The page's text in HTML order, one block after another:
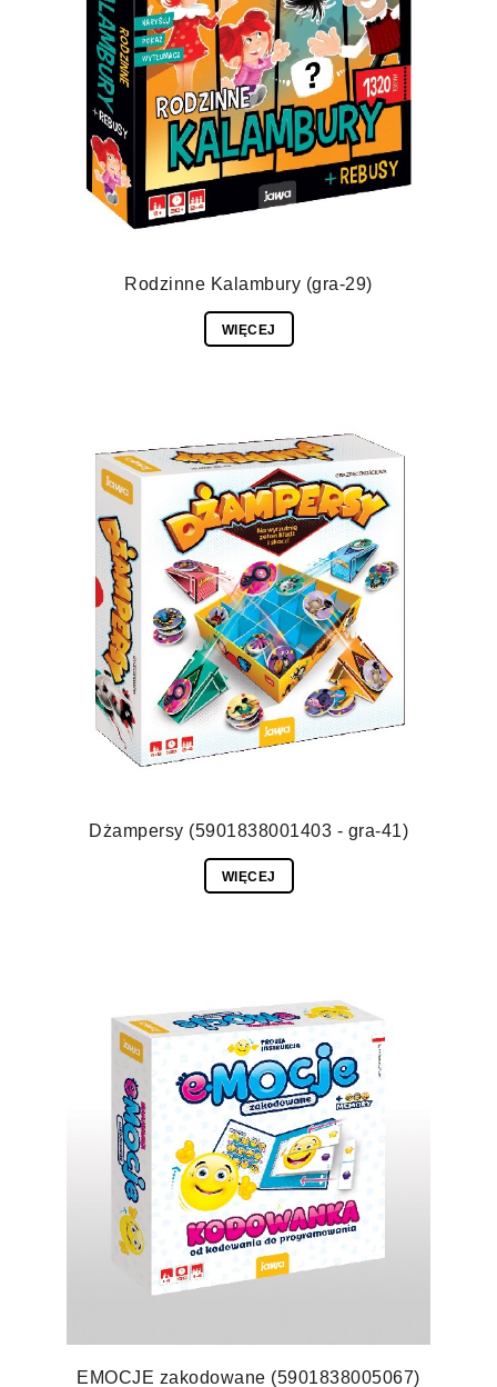
Rodzinne Kalambury (gra-29)
WIĘCEJ
Dżampersy (5901838001403 - gra-41)
WIĘCEJ
EMOCJE zakodowane (5901838005067)